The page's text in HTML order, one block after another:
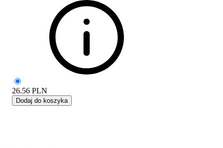
26.56 PLN
Dodaj do koszyka